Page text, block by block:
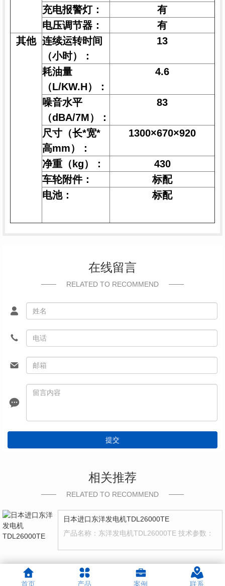
充电报警灯：
有
电压调节器：
有
其他 连续运转时间
（小时）：
13
耗油量
（L/KW.H）：
4.6
噪音水平
（dBA/7M）：
83
尺寸（长*宽*
高mm）：
1300×670×920
净重（kg）：
430
车轮附件：
标配
电池：
标配
在线留言
RELATED TO RECOMMEND
提交
相关推荐
RELATED TO RECOMMEND
日本进口东洋发电机TDL26000TE
产品名称：东洋发电机TDL26000TE 技术参数：
首页 产品 案例 联系